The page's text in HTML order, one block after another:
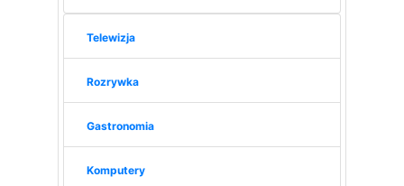
Telewizja
Rozrywka
Gastronomia
Komputery